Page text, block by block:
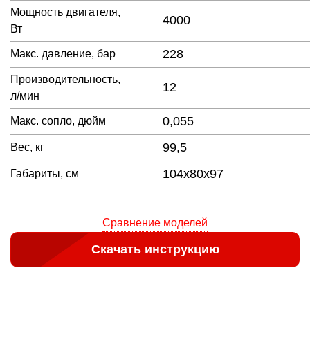
Мощность двигателя,
Вт
4000
Макс. давление, бар 228
Производительность,
л/мин
12
Макс. сопло, дюйм 0,055
Вес, кг 99,5
Габариты, см 104х80х97
Сравнение моделей
Скачать инструкцию